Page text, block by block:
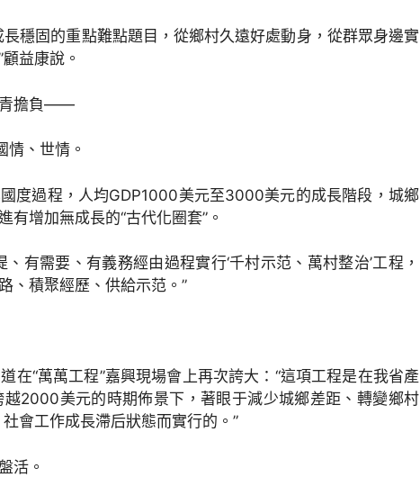
固的重點難點題目，從鄉村久遠好處動身，從群眾身邊實
益康說。
擔負——
、世情。
過程，人均GDP1000美元至3000美元的成長階段，城鄉
增加無成長的“古代化圈套”。
需要、有義務經由過程實行‘千村示范、萬村整治’工程，
、積聚經歷、供給示范。”
“萬萬工程”嘉興現場會上再次誇大：“這項工程是在我省產
2000美元的時期佈景下，著眼于減少城鄉差距、轉變鄉村
會工作成長滯后狀態而實行的。”
活。